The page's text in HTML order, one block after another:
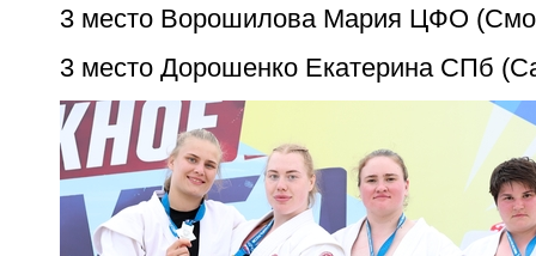
3 место Ворошилова Мария ЦФО
3 место Дорошенко Екатерина СПб